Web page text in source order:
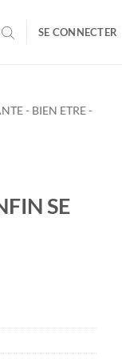
SE CONNECTER
- BIEN ETRE -
SE